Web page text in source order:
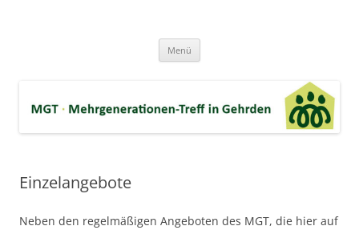
Menü
Einzelangebote
Neben den regelmäßigen Angeboten des MGT, die hier auf